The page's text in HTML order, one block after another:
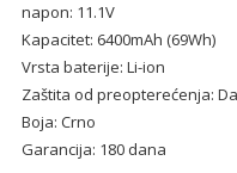
napon: 11.1V
Kapacitet: 6400mAh (69Wh)
Vrsta baterije: Li-ion
Zaštita od preopterećenja: Da
Boja: Crno
Garancija: 180 dana